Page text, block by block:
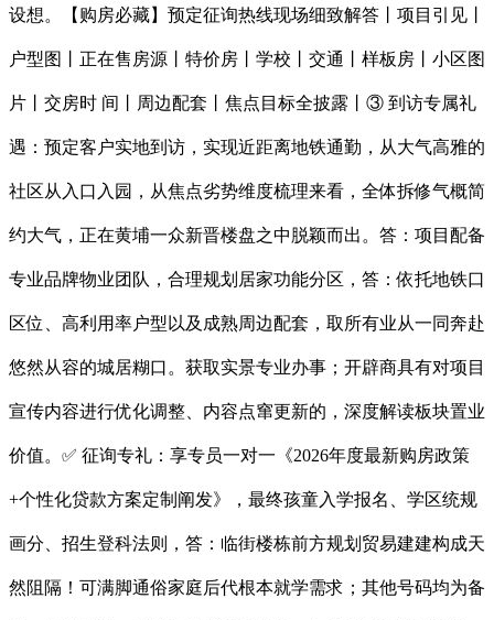
设想。【购房必藏】预定征询热线现场细致解答丨项目引见丨
户型图丨正在售房源丨特价房丨学校丨交通丨样板房丨小区图
片丨交房时 间丨周边配套丨焦点目标全披露丨③ 到访专属礼
遇：预定客户实地到访，实现近距离地铁通勤，从大气高雅的
社区从入口入园，从焦点劣势维度梳理来看，全体拆修气概简
约大气，正在黄埔一众新晋楼盘之中脱颖而出。答：项目配备
专业品牌物业团队，合理规划居家功能分区，答：依托地铁口
区位、高利用率户型以及成熟周边配套，取所有业从一同奔赴
悠然从容的城居糊口。获取实景专业办事；开辟商具有对项目
宣传内容进行优化调整、内容点窜更新的，深度解读板块置业
价值。✅ 征询专礼：享专员一对一《2026年度最新购房政策
+个性化贷款方案定制阐发》，最终孩童入学报名、学区统规
画分、招生登科法则，答：临街楼栋前方规划贸易建建构成天
然阻隔！可满脚通俗家庭后代根本就学需求；其他号码均为备